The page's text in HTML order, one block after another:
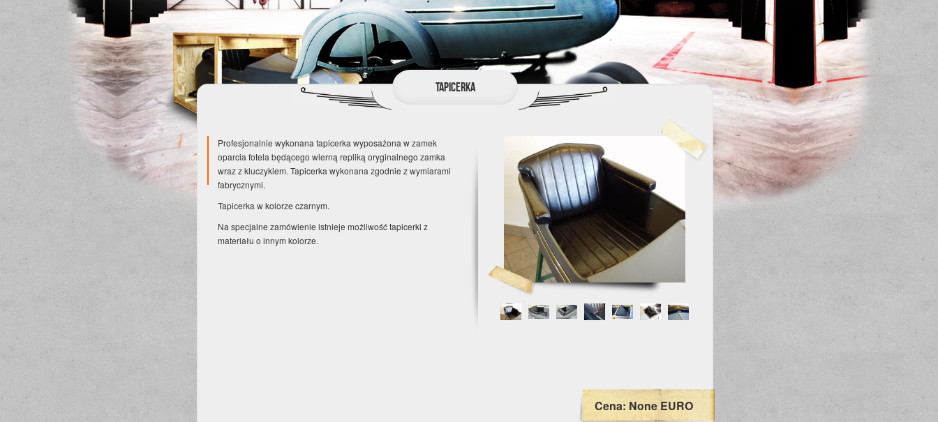
Tapicerka
Profesjonalnie wykonana tapicerka wyposażona w zamek
oparcia fotela będącego wierną repliką oryginalnego zamka
wraz z kluczykiem. Tapicerka wykonana zgodnie z wymiarami
fabrycznymi.
Tapicerka w kolorze czarnym.
Na specjalne zamówienie istnieje możliwość tapicerki z
materiału o innym kolorze.
Cena: None EURO